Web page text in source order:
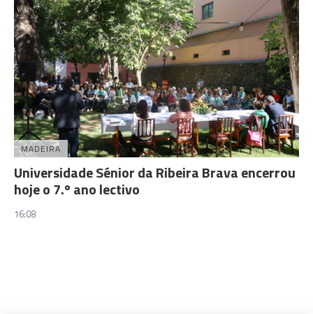
MADEIRA
Universidade Sénior da Ribeira Brava encerrou
hoje o 7.º ano lectivo
16:08